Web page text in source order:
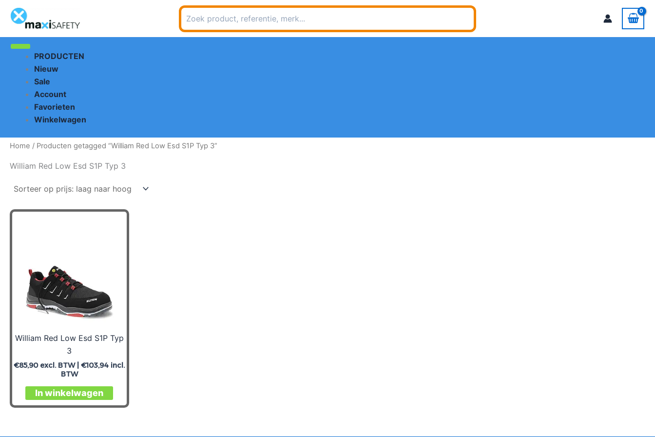
naar
inhoud
Zoeken
naar:
PRODUCTEN
Nieuw
Sale
Account
Favorieten
Winkelwagen
Home / Producten getagged “William Red Low Esd S1P Typ 3”
William Red Low Esd S1P Typ 3
William Red Low Esd S1P Typ
3
€85,90excl. BTW |€103,94 incl.
BTW
In winkelwagen
Dit
product